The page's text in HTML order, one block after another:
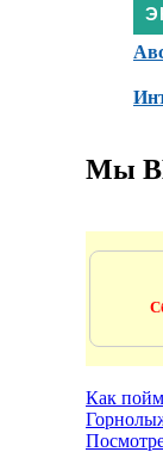
Мы
Как